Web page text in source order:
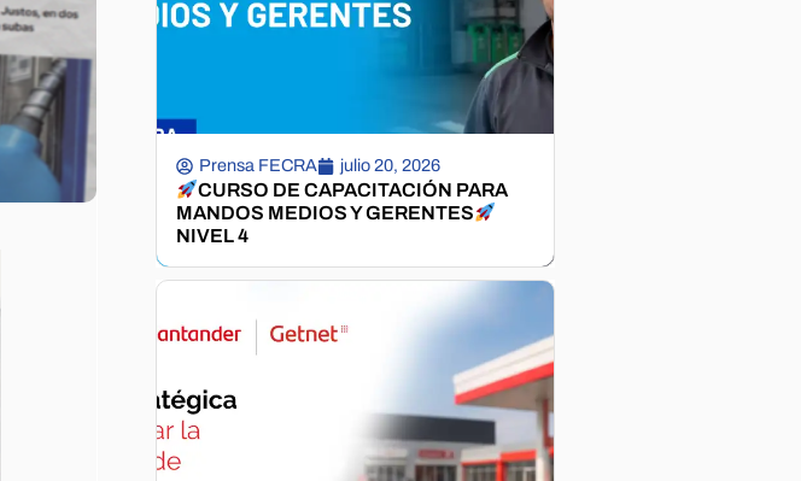
Prensa FECRA julio 20, 2026
CURSO DE CAPACITACIÓN PARA
MANDOS MEDIOS Y GERENTES
NIVEL 4